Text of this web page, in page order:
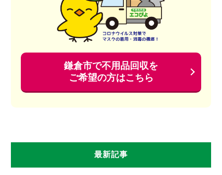
鎌倉市で不用品回収を
ご希望の方はこちら
最新記事